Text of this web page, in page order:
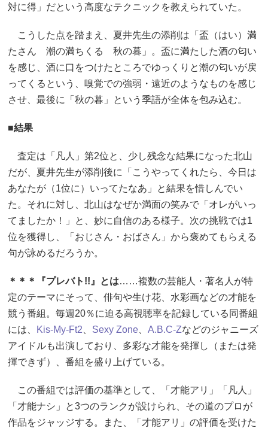
対に得」だという高度なテクニックを教えられていた。
こうした点を踏まえ、夏井先生の添削は「盃（はい）満
たさん 潮の満ちくる 秋の暮」。盃に満たした酒の匂い
を感じ、酒に口をつけたところでゆっくりと潮の匂いが戻
ってくるという、嗅覚での強弱・遠近のようなものを感じ
させ、最後に「秋の暮」という季語が全体を包み込む。
■結果
査定は「凡人」第2位と、少し残念な結果になった北山
だが、夏井先生が添削後に「こうやってくれたら、今日は
あなたが（1位に）いってたなあ」と結果を惜しんでい
た。それに対し、北山はなぜか満面の笑みで「オレがいっ
てましたか！」と、妙に自信のある様子。次の挑戦では1
位を獲得し、「おじさん・おばさん」から褒めてもらえる
句が詠めるだろうか。
＊＊＊『プレバト!!』とは……複数の芸能人・著名人が特
定のテーマにそって、俳句や生け花、水彩画などの才能を
競う番組。毎週20％に迫る高視聴率を記録している同番組
には、
Kis-My-Ft2 Sexy Zone A.B.C-Zなどのジャニーズ
アイドルも出演しており、多彩な才能を発揮し（または発
揮できず）、番組を盛り上げている。
この番組では評価の基準として、「才能アリ」「凡人」
「才能ナシ」と3つのランクが設けられ、その道のプロが
作品をジャッジする。また、「才能アリ」の評価を受けた